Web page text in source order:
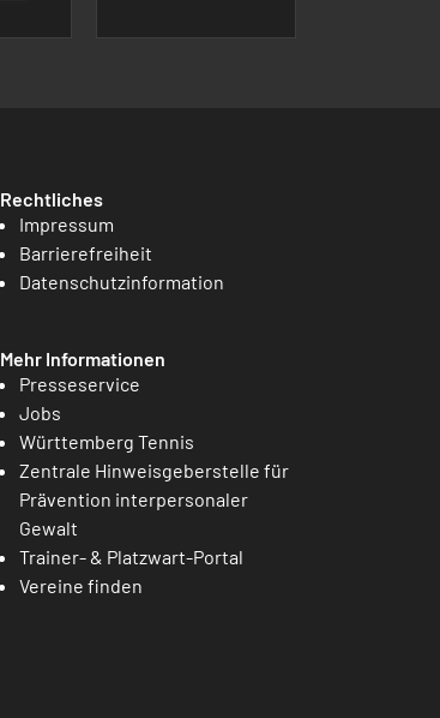
Rechtliches
Impressum
Barrierefreiheit
Datenschutzinformation
Mehr Informationen
Presseservice
Jobs
Württemberg Tennis
Zentrale Hinweisgeberstelle für
Prävention interpersonaler
Gewalt
Trainer- & Platzwart-Portal
Vereine finden